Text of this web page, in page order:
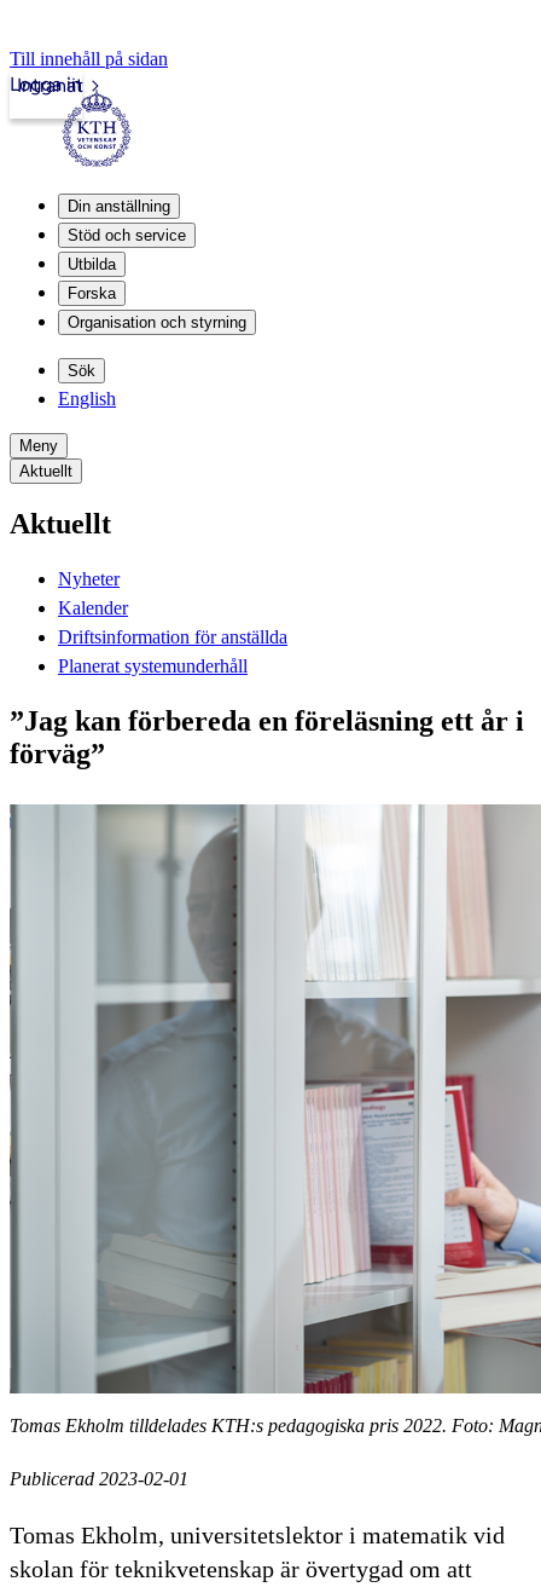
Till innehåll på sidan
Intranät
Logga in
Din anställning
Stöd och service
Utbilda
Forska
Organisation och styrning
Sök
English
Meny
Aktuellt
Aktuellt
Nyheter
Kalender
Driftsinformation för anställda
Planerat systemunderhåll
”Jag kan förbereda en föreläsning ett år i
förväg”
Tomas Ekholm tilldelades KTH:s pedagogiska pris 2022. Foto:
Publicerad 2023-02-01
Tomas Ekholm, universitetslektor i matematik vid
skolan för teknikvetenskap är övertygad om att